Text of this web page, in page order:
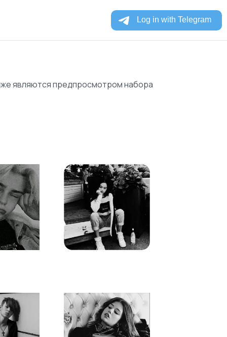
являются предпросмотром набора